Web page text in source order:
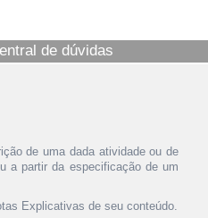
de dúvidas
de uma dada atividade ou de
a partir da especificação de um
Explicativas de seu conteúdo.